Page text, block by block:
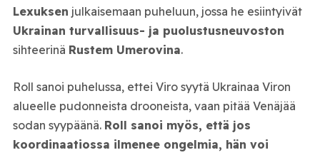
Lexuksen julkaisemaan puheluun, jossa he esiintyivät
Ukrainan turvallisuus- ja puolustusneuvoston
sihteerinä Rustem Umerovina.
Roll sanoi puhelussa, ettei Viro syytä Ukrainaa Viron
alueelle pudonneista drooneista, vaan pitää Venäjää
sodan syypäänä. Roll sanoi myös, että jos
koordinaatiossa ilmenee ongelmia, hän voi